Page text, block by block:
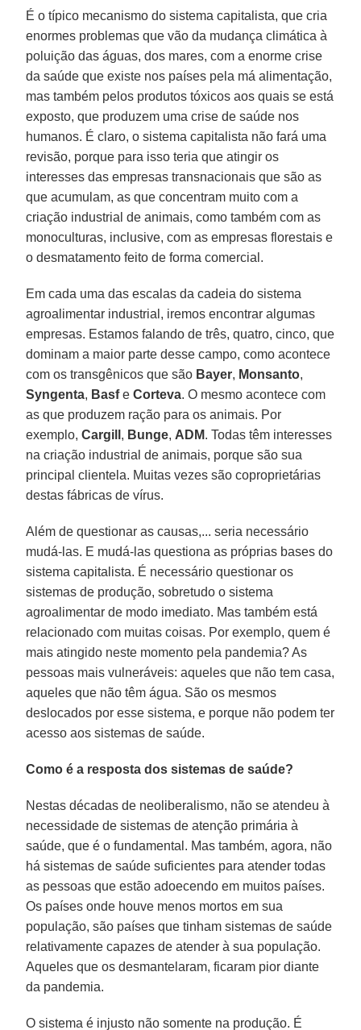
É o típico mecanismo do sistema capitalista, que cria
enormes problemas que vão da mudança climática à
poluição das águas, dos mares, com a enorme crise
da saúde que existe nos países pela má alimentação,
mas também pelos produtos tóxicos aos quais se está
exposto, que produzem uma crise de saúde nos
humanos. É claro, o sistema capitalista não fará uma
revisão, porque para isso teria que atingir os
interesses das empresas transnacionais que são as
que acumulam, as que concentram muito com a
criação industrial de animais, como também com as
monoculturas, inclusive, com as empresas florestais e
o desmatamento feito de forma comercial.
Em cada uma das escalas da cadeia do sistema
agroalimentar industrial, iremos encontrar algumas
empresas. Estamos falando de três, quatro, cinco, que
dominam a maior parte desse campo, como acontece
com os transgênicos que são Bayer, Monsanto,
Syngenta, BasfeCorteva. O mesmo acontece com
as que produzem ração para os animais. Por
exemplo,Cargill , Bunge, ADM. Todas têm interesses
na criação industrial de animais, porque são sua
principal clientela. Muitas vezes são coproprietárias
destas fábricas de vírus.
Além de questionar as causas,... seria necessário
mudá-las. E mudá-las questiona as próprias bases do
sistema capitalista. É necessário questionar os
sistemas de produção, sobretudo o sistema
agroalimentar de modo imediato. Mas também está
relacionado com muitas coisas. Por exemplo, quem é
mais atingido neste momento pela pandemia? As
pessoas mais vulneráveis: aqueles que não tem casa,
aqueles que não têm água. São os mesmos
deslocados por esse sistema, e porque não podem ter
acesso aos sistemas de saúde.
Como é a resposta dos sistemas de saúde?
Nestas décadas de neoliberalismo, não se atendeu à
necessidade de sistemas de atenção primária à
saúde, que é o fundamental. Mas também, agora, não
há sistemas de saúde suficientes para atender todas
as pessoas que estão adoecendo em muitos países.
Os países onde houve menos mortos em sua
população, são países que tinham sistemas de saúde
relativamente capazes de atender à sua população.
Aqueles que os desmantelaram, ficaram pior diante
da pandemia.
O sistema é injusto não somente na produção. É